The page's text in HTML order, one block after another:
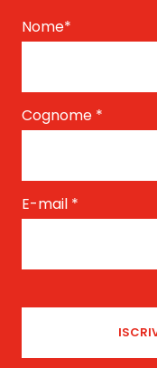
Nome*
Cognome *
E-mail *